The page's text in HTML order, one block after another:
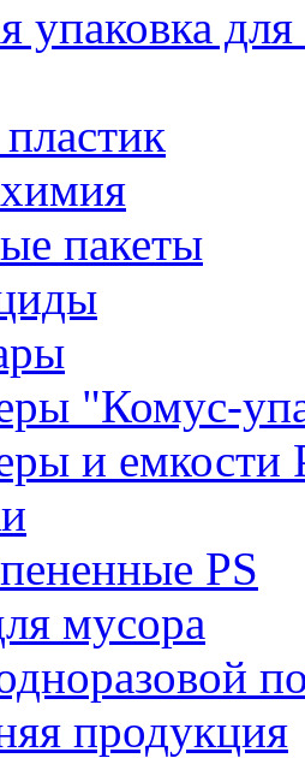
упаковка
пакеты
"Комус-
и емкости
PS
мусора
продукция